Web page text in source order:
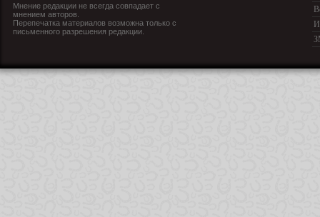
Мнение редакции не всегда совпадает с
мнением авторов.
Перепечатка материалов возможна только с
письменного разрешения редакции.